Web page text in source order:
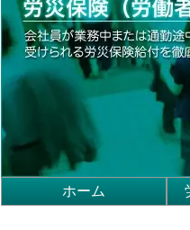
ホーム